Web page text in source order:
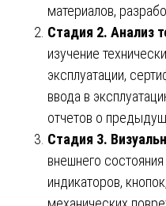
материалов,
Стадия 2. Анализ
изучение
эксплуатации,
ввода в
отчетов о
Стадия 3.
внешнего
индикаторов,